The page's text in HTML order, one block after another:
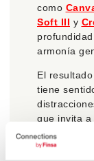
como
Soft III y
armonía
El
tiene
que invita a
Minimal es
interiores